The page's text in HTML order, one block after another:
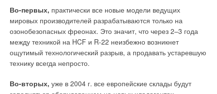
Во-первых, практически все новые модели ведущих
мировых производителей разрабатываются только на
озонобезопасных фреонах. Это значит, что через 2–3 года
между техникой на HCF и R-22 неизбежно возникнет
ощутимый технологический разрыв, а продавать устаревшую
технику всегда непросто.
Во-вторых, уже в 2004 г. все европейские склады будут
Тип датчика температуры
При использовании системы «теплый пол» необходимо
использовать терморегулятор с датчиком температуры пола.
Регулятор с датчиком температуры воздуха необходимо
использовать в помещениях, где система DEVI — единственный
источник тепла, т.е. является системой полного отопления.
воздуха применяют для работы системы с деревянным
покрытием, когда необходимо установить ограничение
температуры пола при общем управлении системой по
необходимо применять терморегуляторы с датчиком
температуры воздуха или с комбинацией датчиков
→
Ребрендинг компании «Эго Инжиниринг». Pro Aqua:
объединяем лучшее!
ЖУРНАЛ СОК МАЙ 2021
→
Трубы Pro Aqua PE-Xa начали производить на
российском заводе «ПРО АКВА»
ЖУРНАЛ СОК ЯНВАРЬ 2021
→
Акустический комфорт с бесшумной канализацией
ЖУРНАЛ СОК ЯНВАРЬ 2021